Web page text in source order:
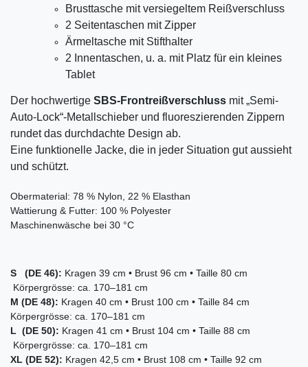
Brusttasche mit versiegeltem Reißverschluss
2 Seitentaschen mit Zipper
Ärmeltasche mit Stifthalter
2 Innentaschen, u. a. mit Platz für ein kleines
Tablet
Der hochwertige SBS-Frontreißverschluss mit „Semi-
Auto-Lock“-Metallschieber und fluoreszierenden Zippern
rundet das durchdachte Design ab.
Eine funktionelle Jacke, die in jeder Situation gut aussieht
und schützt.
Obermaterial: 78 % Nylon, 22 % Elasthan
Wattierung & Futter: 100 % Polyester
Maschinenwäsche bei 30 °C
S (DE 46): Kragen 39 cm • Brust 96 cm • Taille 80 cm
Körpergrösse: ca. 170–181 cm
M (DE 48): Kragen 40 cm • Brust 100 cm • Taille 84 cm
Körpergrösse: ca. 170–181 cm
L (DE 50): Kragen 41 cm • Brust 104 cm • Taille 88 cm
Körpergrösse: ca. 170–181 cm
XL (DE 52): Kragen 42,5 cm • Brust 108 cm • Taille 92 cm